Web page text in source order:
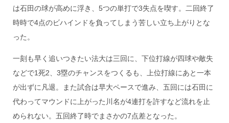
は石田の球が高めに浮き、5つの単打で3失点を喫す。二回終了
時時で4点のビハインドを負ってしまう苦しい立ち上がりとな
った。
一刻も早く追いつきたい法大は三回に、下位打線が四球や敵失
などで1死2、3塁のチャンスをつくるも、上位打線にあと一本
が出ずに凡退。また試合は早大ペースで進み、五回には石田に
代わってマウンドに上がった川名が4連打を許すなど流れを止
められない。五回終了時でまさかの7点差となった。